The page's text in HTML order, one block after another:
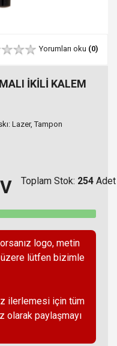
Yorumları oku (0)
İKİLİ KALEM
Lazer, Tampon
Toplam Stok: 254 Adet
logo, metin
lütfen bizimle
ilerlemesi için tüm
olarak paylaşmayı